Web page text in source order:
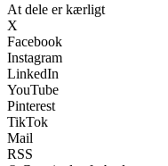
At dele er kærligt
X
Facebook
Instagram
LinkedIn
YouTube
Pinterest
TikTok
Mail
RSS